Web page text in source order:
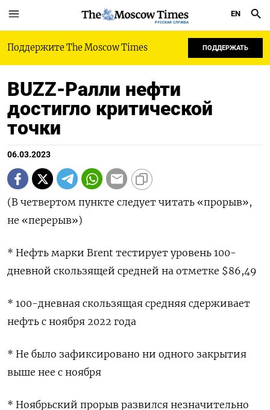
РУССКАЯ СЛУЖБА
EN
Поддержите The Moscow Times ПОДДЕРЖАТЬ
BUZZ-Ралли нефти
достигло критической
точки
06.03.2023
(В четвертом пункте следует читать «прорыв»,
не «перерыв»)
* Нефть марки Brent тестирует уровень 100-
дневной скользящей средней на отметке $86,49
* 100-дневная скользящая средняя сдерживает
нефть с ноября 2022 года
* Не было зафиксировано ни одного закрытия
выше нее с ноября
* Ноябрьский прорыв развился незначительно